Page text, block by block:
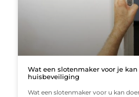
Wat een slotenmaker voor je
huisbeveiliging
Wat een slotenmaker voor u kan